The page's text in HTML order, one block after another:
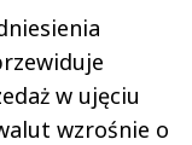
w ujęciu
wzrośnie o